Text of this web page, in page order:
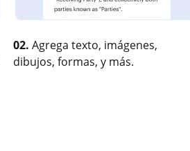
02. Agrega texto, imágenes,
dibujos, formas, y más.